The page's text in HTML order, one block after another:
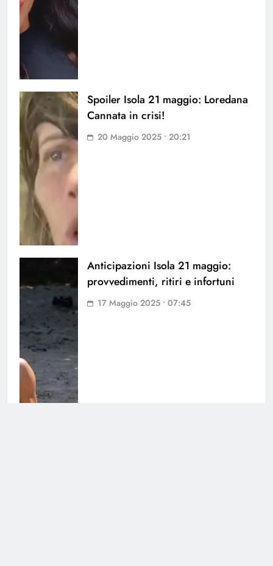
Spoiler Isola 21 maggio: Loredana
Cannata in crisi!
20 Maggio 2025 • 20:21
Anticipazioni Isola 21 maggio:
provvedimenti, ritiri e infortuni
17 Maggio 2025 • 07:45